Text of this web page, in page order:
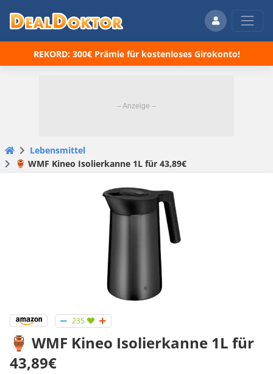
REKORD: 300€ Prämie für kostenloses Girokonto!
Lebensmittel
🏺 WMF Kineo Isolierkanne 1L für 43,89€
235
🏺 WMF Kineo Isolierkanne 1L für
43,89€